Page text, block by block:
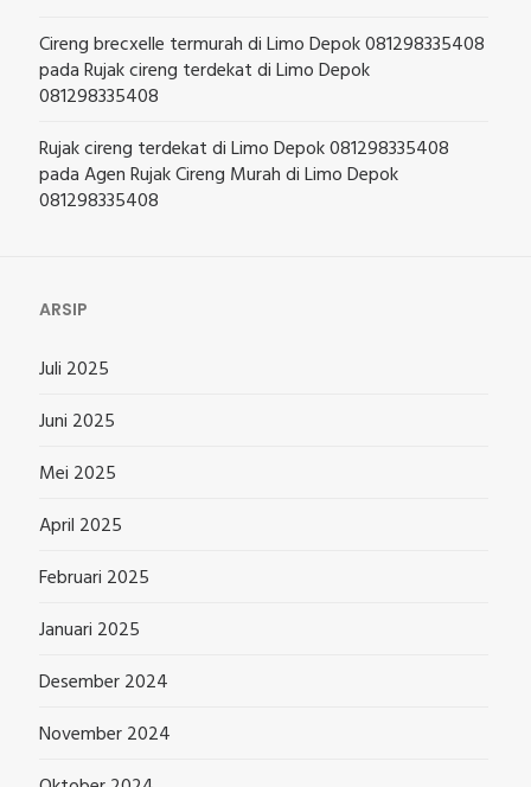
Cireng brecxelle termurah di Limo Depok 081298335408
padaRujak cireng terdekat di Limo Depok
081298335408
Rujak cireng terdekat di Limo Depok 081298335408
padaAgen Rujak Cireng Murah di Limo Depok
081298335408
ARSIP
Juli 2025
Juni 2025
Mei 2025
April 2025
Februari 2025
Januari 2025
Desember 2024
November 2024